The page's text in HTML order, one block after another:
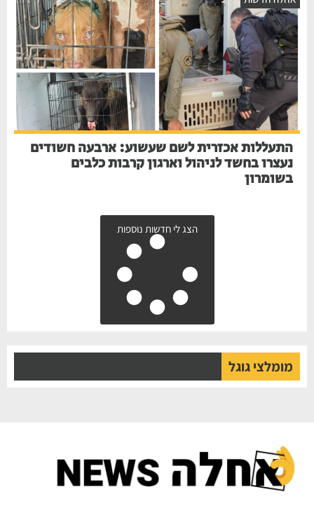
התעללות אכזרית לשם שעשוע: ארבעה חשודים
נעצרו בחשד לניהול וארגון קרבות כלבים
בשומרון
הצג לי חדשות נוספות
מומלצי גוגל